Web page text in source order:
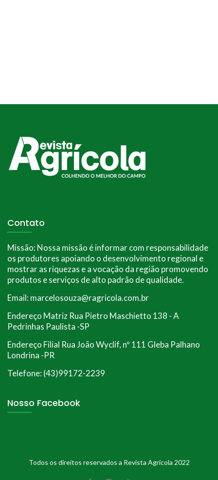
Contato
Missão:Nossa missão é informar com responsabilidade
os produtores apoiando o desenvolvimento regional e
mostrar as riquezas e a vocação da região promovendo
produtos e serviços de alto padrão de qualidade.
Email: marcelosouza@ragricola.com.br
Endereço Matriz Rua Pietro Maschietto 138 - A
Pedrinhas Paulista -SP
Endereço Filial Rua João Wyclif, nº 111 Gleba Palhano
Londrina -PR
Telefone: (43)99172-2239
Nosso Facebook
Todos os direitos reservados a Revista Agrícola 2022